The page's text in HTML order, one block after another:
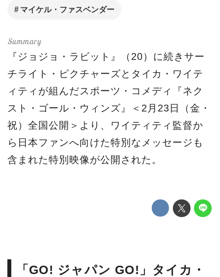
マイケル・ファスベンダー
『ジョジョ・ラビット』（20）に続きサー
チライト・ピクチャーズとタイカ・ワイテ
ィティが組んだスポーツ・コメディ『ネク
スト・ゴール・ウィンズ』＜2月23日（金・
祝）全国公開＞より、ワイティティ監督か
ら日本ファンへ向けた特別なメッセージも
含まれた特別映像が公開された。
「GO! ジャパン GO!」タイカ・